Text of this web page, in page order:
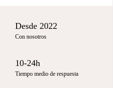
Desde 2022
Con nosotros
10-24h
Tiempo medio de respuesta